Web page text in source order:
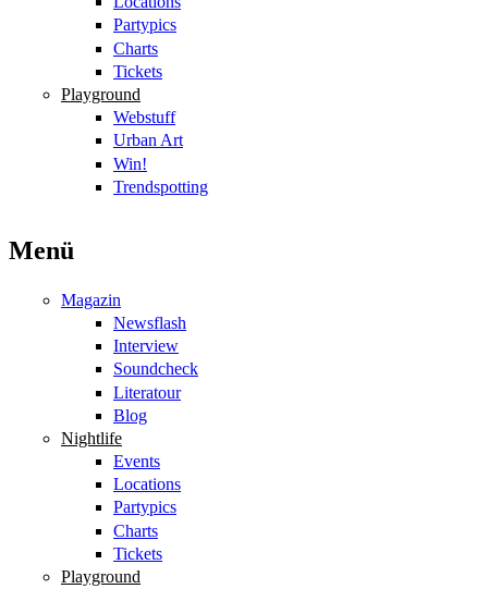
Partypics
Charts
Tickets
Playground
Webstuff
Urban Art
Win!
Trendspotting
Menü
Magazin
Newsflash
Interview
Soundcheck
Literatour
Blog
Nightlife
Events
Locations
Partypics
Charts
Tickets
Playground